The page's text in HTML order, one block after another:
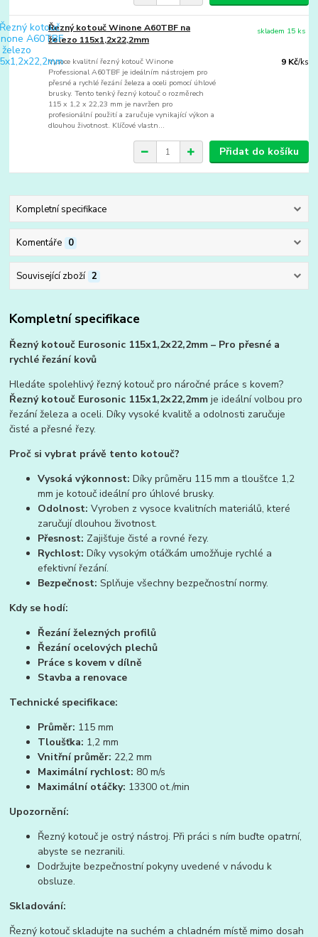
Řezný kotouč Winone A60TBF na
železo 115x1,2x22,2mm
Vysoce kvalitní řezný kotouč Winone
Professional A60TBF je ideálním nástrojem pro
přesné a rychlé řezání železa a oceli pomocí úhlové
brusky. Tento tenký řezný kotouč o rozměrech
115 x 1,2 x 22,23 mm je navržen pro
profesionální použití a zaručuje vynikající výkon a
dlouhou životnost. Klíčové vlastn...
9 Kč/ks
skladem 15 ks
Přidat do košíku
Kompletní specifikace
Komentáře 0
Související zboží 2
Kompletní specifikace
Řezný kotouč Eurosonic 115x1,2x22,2mm – Pro přesné a
rychlé řezání kovů
Hledáte spolehlivý řezný kotouč pro náročné práce s kovem?
Řezný kotouč Eurosonic 115x1,2x22,2mm je ideální volbou pro
řezání železa a oceli. Díky vysoké kvalitě a odolnosti zaručuje
čisté a přesné řezy.
Proč si vybrat právě tento kotouč?
Vysoká výkonnost: Díky průměru 115 mm a tloušťce 1,2
mm je kotouč ideální pro úhlové brusky.
Odolnost: Vyroben z vysoce kvalitních materiálů, které
zaručují dlouhou životnost.
Přesnost: Zajišťuje čisté a rovné řezy.
Rychlost: Díky vysokým otáčkám umožňuje rychlé a
efektivní řezání.
Bezpečnost: Splňuje všechny bezpečnostní normy.
Kdy se hodí:
Řezání železných profilů
Řezání ocelových plechů
Práce s kovem v dílně
Stavba a renovace
Technické specifikace:
Průměr: 115 mm
Tloušťka: 1,2 mm
Vnitřní průměr: 22,2 mm
Maximální rychlost: 80 m/s
Maximální otáčky: 13300 ot./min
Upozornění:
Řezný kotouč je ostrý nástroj. Při práci s ním buďte opatrní,
abyste se nezranili.
Dodržujte bezpečnostní pokyny uvedené v návodu k
obsluze.
Skladování:
Řezný kotouč skladujte na suchém a chladném místě mimo dosah